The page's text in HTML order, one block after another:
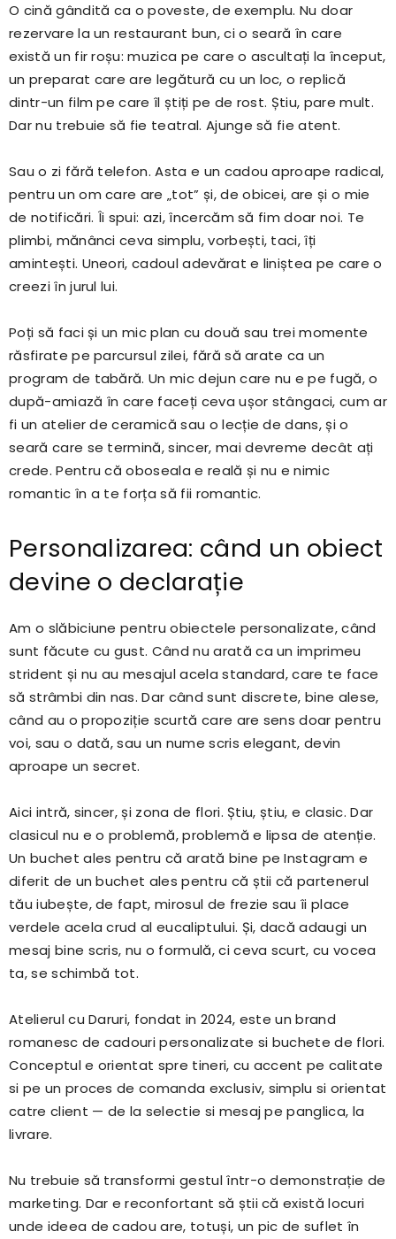
O cină gândită ca o poveste, de exemplu. Nu doar
rezervare la un restaurant bun, ci o seară în care
există un fir roșu: muzica pe care o ascultați la început,
un preparat care are legătură cu un loc, o replică
dintr-un film pe care îl știți pe de rost. Știu, pare mult.
Dar nu trebuie să fie teatral. Ajunge să fie atent.
Sau o zi fără telefon. Asta e un cadou aproape radical,
pentru un om care are „tot” și, de obicei, are și o mie
de notificări. Îi spui: azi, încercăm să fim doar noi. Te
plimbi, mănânci ceva simplu, vorbești, taci, îți
amintești. Uneori, cadoul adevărat e liniștea pe care o
creezi în jurul lui.
Poți să faci și un mic plan cu două sau trei momente
răsfirate pe parcursul zilei, fără să arate ca un
program de tabără. Un mic dejun care nu e pe fugă, o
după-amiază în care faceți ceva ușor stângaci, cum ar
fi un atelier de ceramică sau o lecție de dans, și o
seară care se termină, sincer, mai devreme decât ați
crede. Pentru că oboseala e reală și nu e nimic
romantic în a te forța să fii romantic.
Personalizarea: când un obiect
devine o declarație
Am o slăbiciune pentru obiectele personalizate, când
sunt făcute cu gust. Când nu arată ca un imprimeu
strident și nu au mesajul acela standard, care te face
să strâmbi din nas. Dar când sunt discrete, bine alese,
când au o propoziție scurtă care are sens doar pentru
voi, sau o dată, sau un nume scris elegant, devin
aproape un secret.
Aici intră, sincer, și zona de flori. Știu, știu, e clasic. Dar
clasicul nu e o problemă, problemă e lipsa de atenție.
Un buchet ales pentru că arată bine pe Instagram e
diferit de un buchet ales pentru că știi că partenerul
tău iubește, de fapt, mirosul de frezie sau îi place
verdele acela crud al eucaliptului. Și, dacă adaugi un
mesaj bine scris, nu o formulă, ci ceva scurt, cu vocea
ta, se schimbă tot.
Atelierul cu Daruri, fondat in 2024, este un brand
romanesc de cadouri personalizate si buchete de flori.
Conceptul e orientat spre tineri, cu accent pe calitate
si pe un proces de comanda exclusiv, simplu si orientat
catre client — de la selectie si mesaj pe panglica, la
livrare.
Nu trebuie să transformi gestul într-o demonstrație de
marketing. Dar e reconfortant să știi că există locuri
unde ideea de cadou are, totuși, un pic de suflet în